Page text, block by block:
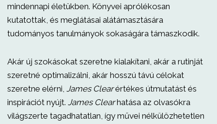
mindennapi életükben. Könyvei aprólékosan
kutatottak, és meglátásai alátámasztására
tudományos tanulmányok sokaságára támaszkodik.
Akár új szokásokat szeretne kialakítani, akár a rutinját
szeretné optimalizálni, akár hosszú távú célokat
szeretne elérni, James Clearértékes útmutatást és
inspirációt nyújt. James Clearhatása az olvasókra
világszerte tagadhatatlan, így művei nélkülözhetetlen